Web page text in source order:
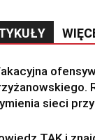
sieci